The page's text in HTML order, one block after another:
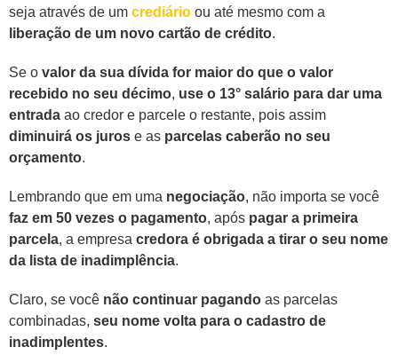
seja através de um crediário ou até mesmo com a
liberação de um novo cartão de crédito.
Se o valor da sua dívida for maior do que o valor
recebido no seu décimo, use o 13° salário para dar uma
entrada ao credor e parcele o restante, pois assim
diminuirá os juros e as parcelas caberão no seu
orçamento.
Lembrando que em uma negociação, não importa se você
faz em 50 vezes o pagamento, após pagar a primeira
parcela, a empresa credora é obrigada a tirar o seu nome
da lista de inadimplência.
Claro, se você não continuar pagando as parcelas
combinadas, seu nome volta para o cadastro de
inadimplentes.